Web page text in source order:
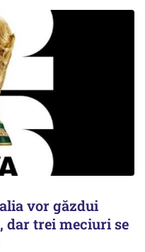
vor găzdui
dar trei meciuri se